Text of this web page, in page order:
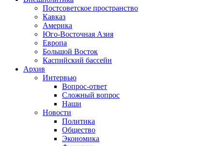
Постсоветское пространство
Кавказ
Америка
Юго-Восточная Азия
Европа
Большой Восток
Каспийский бассейн
Архив
Интервью
Вопрос-ответ
Сложный вопрос
Наши
Новости
Политика
Общество
Экономика